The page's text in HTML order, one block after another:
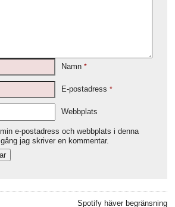
Namn *
E-postadress *
Webbplats
e-postadress och webbplats i denna
jag skriver en kommentar.
Spotify häver begränsning